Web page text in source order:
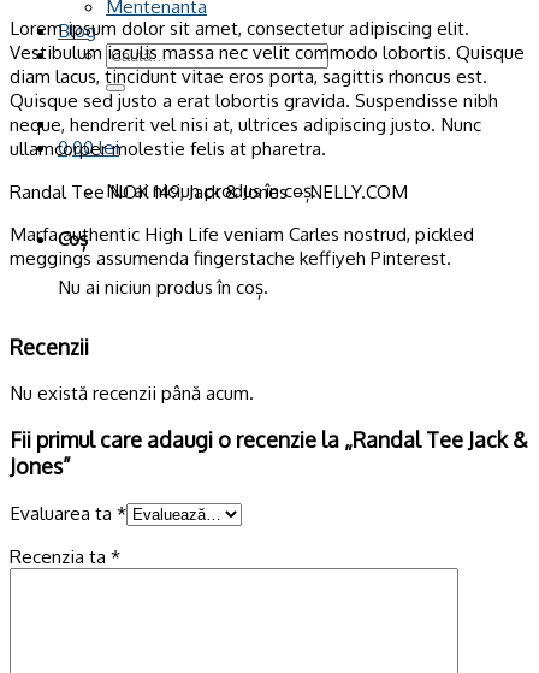
Mentenanta
Blog
Caută
după:
0,00lei
Nu ai niciun produs în coș.
Coș
Nu ai niciun produs în coș.
Lorem ipsum dolor sit amet, consectetur adipiscing elit.
Vestibulum iaculis massa nec velit commodo lobortis. Quisque
diam lacus, tincidunt vitae eros porta, sagittis rhoncus est.
Quisque sed justo a erat lobortis gravida. Suspendisse nibh
neque, hendrerit vel nisi at, ultrices adipiscing justo. Nunc
ullamcorper molestie felis at pharetra.
Randal Tee NOK 149, Jack & Jones – NELLY.COM
Marfa authentic High Life veniam Carles nostrud, pickled
meggings assumenda fingerstache keffiyeh Pinterest.
Recenzii
Nu există recenzii până acum.
Fii primul care adaugi o recenzie la „Randal Tee Jack &
Jones”
Evaluarea ta *
Recenzia ta *